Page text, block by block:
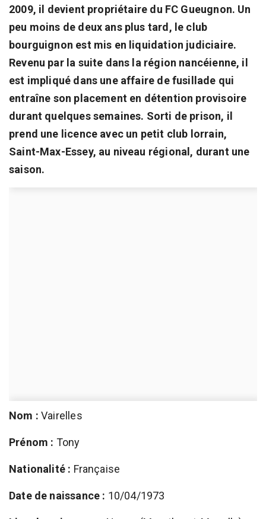
2009, il devient propriétaire du FC Gueugnon. Un
peu moins de deux ans plus tard, le club
bourguignon est mis en liquidation judiciaire.
Revenu par la suite dans la région nancéienne, il
est impliqué dans une affaire de fusillade qui
entraîne son placement en détention provisoire
durant quelques semaines. Sorti de prison, il
prend une licence avec un petit club lorrain,
Saint-Max-Essey, au niveau régional, durant une
saison.
Nom : Vairelles
Prénom : Tony
Nationalité : Française
Date de naissance : 10/04/1973